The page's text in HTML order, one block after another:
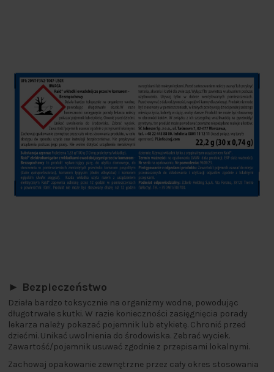
► Bezpieczeństwo
Działa bardzo toksycznie na organizmy wodne, powodując
długotrwałe skutki. W razie konieczności zasięgnięcia porady
lekarza należy pokazać pojemnik lub etykietę. Chronić przed
dziećmi. Unikać uwolnienia do środowiska. Zebrać wyciek.
Zawartość/pojemnik usuwać zgodnie z przepisami lokalnymi.
Zachowaj opakowanie zewnętrzne przez cały okres stosowania